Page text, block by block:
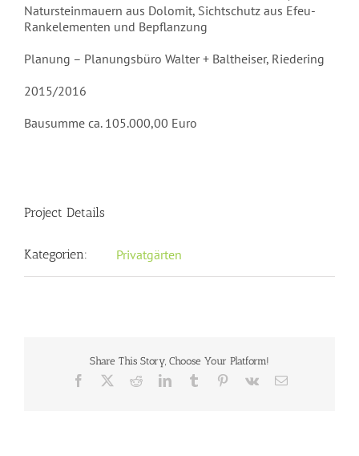
Natursteinmauern aus Dolomit, Sichtschutz aus Efeu-
Rankelementen und Bepflanzung
Planung – Planungsbüro Walter + Baltheiser, Riedering
2015/2016
Bausumme ca. 105.000,00 Euro
Project Details
Kategorien: Privatgärten
Share This Story, Choose Your Platform!
Facebook RedditLinkedInTumblr Pinterest
Vk
E-